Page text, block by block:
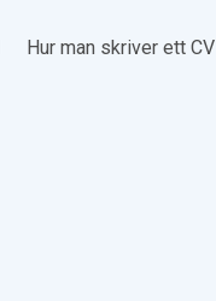
Hur man skriver ett CV